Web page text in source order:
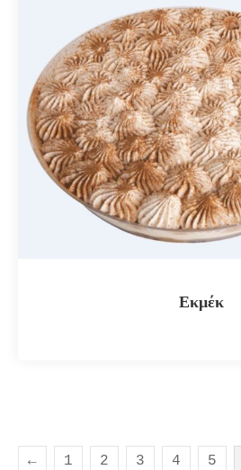
Εκμέκ
← 1 2 3 4 5